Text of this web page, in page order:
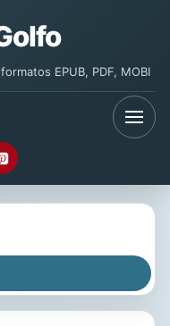
EPUB, PDF, MOBI